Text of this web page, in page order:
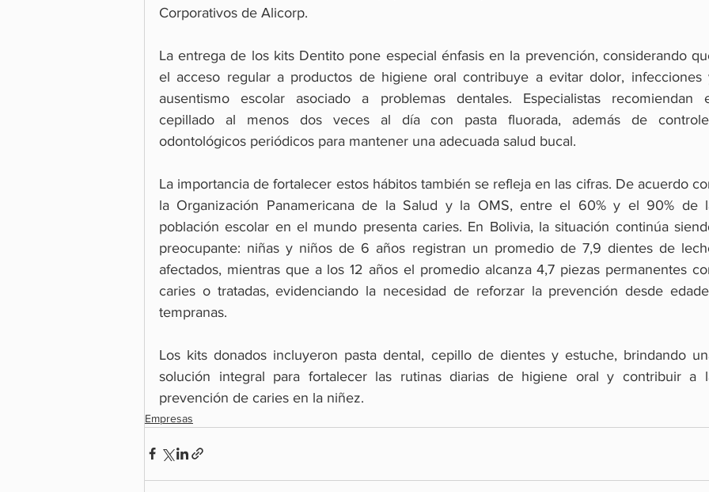
Corporativos de Alicorp.
La entrega de los kits Dentito pone especial énfasis en la prevención, considerando
el acceso regular a productos de higiene oral contribuye a evitar dolor, infecciones
ausentismo escolar asociado a problemas dentales. Especialistas recomiendan
cepillado al menos dos veces al día con pasta fluorada, además de
odontológicos periódicos para mantener una adecuada salud bucal.
La importancia de fortalecer estos hábitos también se refleja en las cifras. De acuerdo
la Organización Panamericana de la Salud y la OMS, entre el 60% y el 90% de
población escolar en el mundo presenta caries. En Bolivia, la situación continúa
preocupante: niñas y niños de 6 años registran un promedio de 7,9 dientes de
afectados, mientras que a los 12 años el promedio alcanza 4,7 piezas permanentes
caries o tratadas, evidenciando la necesidad de reforzar la prevención desde
tempranas.
Los kits donados incluyeron pasta dental, cepillo de dientes y estuche, brindando
solución integral para fortalecer las rutinas diarias de higiene oral y contribuir a
prevención de caries en la niñez.
Empresas